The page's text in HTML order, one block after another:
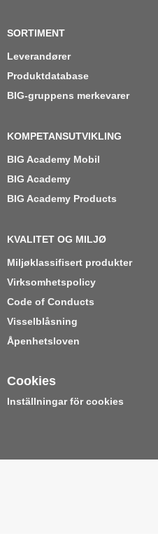
SORTIMENT
Leverandører
Produktdatabase
BIG-gruppens merkevarer
KOMPETANSUTVIKLING
BIG Academy Mobil
BIG Academy
BIG Academy Products
KVALITET OG MILJØ
Miljøklassifisert produkter
Virksomhetspolicy
Code of Conducts
Visselblåsning
Åpenhetsloven
Cookies
Inställningar för cookies